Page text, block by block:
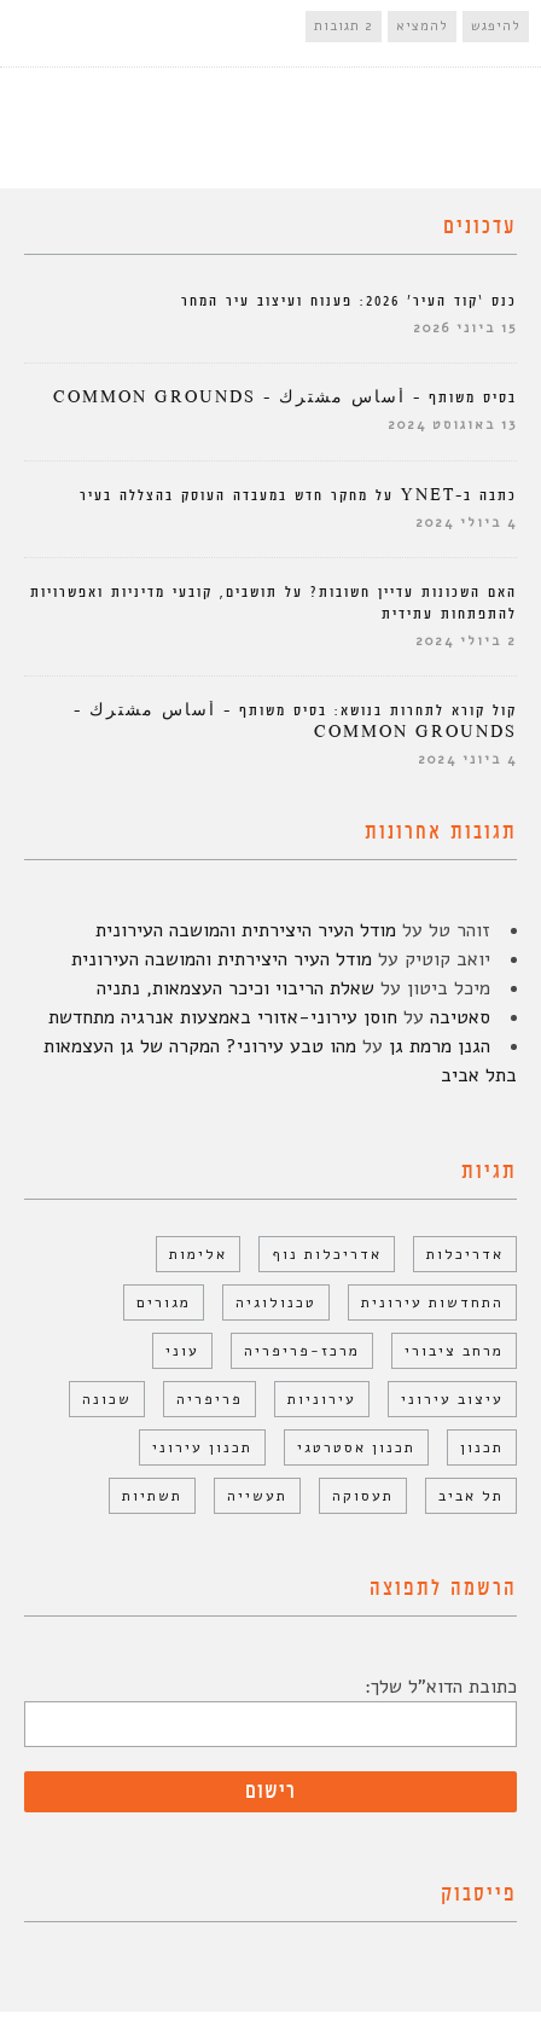
להיפגש להמציא 2 תגובות
עדכונים
כנס ‘קוד העיר’ 2026: פענוח ועיצוב עיר המחר
15 ביוני 2026
בסיס משותף – أساس مشترك – COMMON GROUNDS
13 באוגוסט 2024
כתבה ב-YNET על מחקר חדש במעבדה העוסק בהצללה בעיר
4 ביולי 2024
האם השכונות עדיין חשובות? על תושבים, קובעי מדיניות ואפשרויות
להתפתחות עתידית
2 ביולי 2024
קול קורא לתחרות בנושא: בסיס משותף – أساس مشترك –
COMMON GROUNDS
4 ביוני 2024
תגובות אחרונות
זוהר טל על מודל העיר היצירתית והמושבה העירונית
יואב קוטיק על מודל העיר היצירתית והמושבה העירונית
מיכל ביטון על שאלת הריבוי וכיכר העצמאות, נתניה
סאטיבה על חוסן עירוני-אזורי באמצעות אנרגיה מתחדשת
הגנן מרמת גן על מהו טבע עירוני? המקרה של גן העצמאות
בתל אביב
תגיות
אדריכלות אדריכלות נוף אלימות
התחדשות עירונית טכנולוגיה מגורים
מרחב ציבורי מרכז-פריפריה עוני
עיצוב עירוני עירוניות פריפריה שכונה
תכנון תכנון אסטרטגי תכנון עירוני
תל אביב תעסוקה תעשייה תשתיות
הרשמה לתפוצה
כתובת הדוא"ל שלך:
פייסבוק